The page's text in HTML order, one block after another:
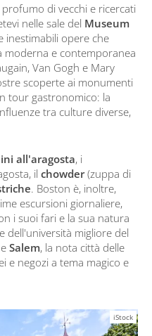
profumo di vecchi e ricercati
nelle sale del Museum
inestimabili opere che
moderna e contemporanea
Van Gogh e Mary
scoperte ai monumenti
tour gastronomico: la
tra culture diverse,
all'aragosta, i
il chowder(zuppa di
. Boston è, inoltre,
escursioni giornaliere,
i suoi fari e la sua natura
dell'università migliore del
Salem, la nota città delle
e negozi a tema magico e
iStock